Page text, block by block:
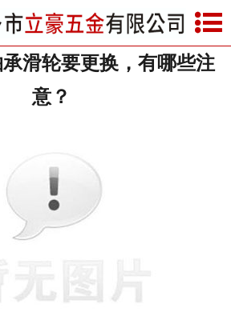
网站首页
关于我们
滑轮要更换，有哪些注
意？